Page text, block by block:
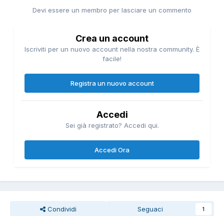
Devi essere un membro per lasciare un commento
Crea un account
Iscriviti per un nuovo account nella nostra community. È
facile!
Registra un nuovo account
Accedi
Sei già registrato? Accedi qui.
Accedi Ora
Condividi Seguaci 1